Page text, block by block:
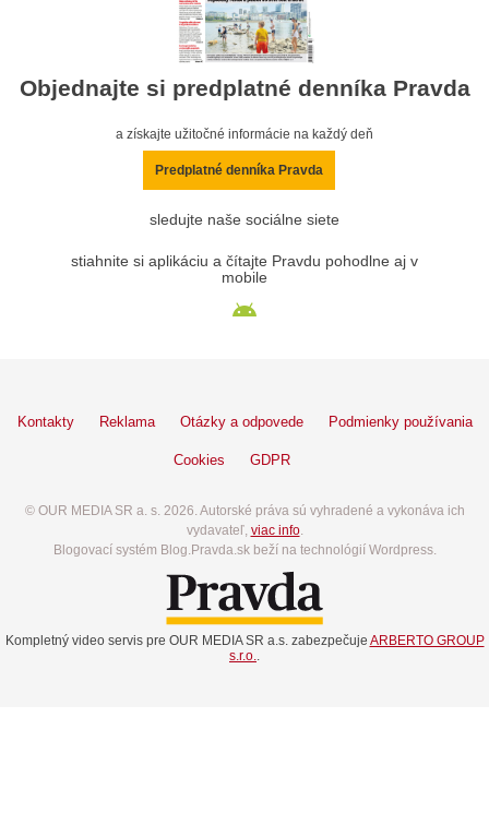
Objednajte si predplatné denníka Pravda
a získajte užitočné informácie na každý deň
Predplatné denníka Pravda
sledujte naše sociálne siete
stiahnite si aplikáciu a čítajte Pravdu pohodlne aj v
mobile
Kontakty Reklama Otázky a odpovede Podmienky používania
Cookies GDPR
© OUR MEDIA SR a. s. 2026. Autorské práva sú vyhradené a vykonáva ich
vydavateľ, viac info.
Blogovací systém Blog.Pravda.sk beží na technológií Wordpress.
Kompletný video servis pre OUR MEDIA SR a.s. zabezpečuje ARBERTO GROUP
s.r.o.